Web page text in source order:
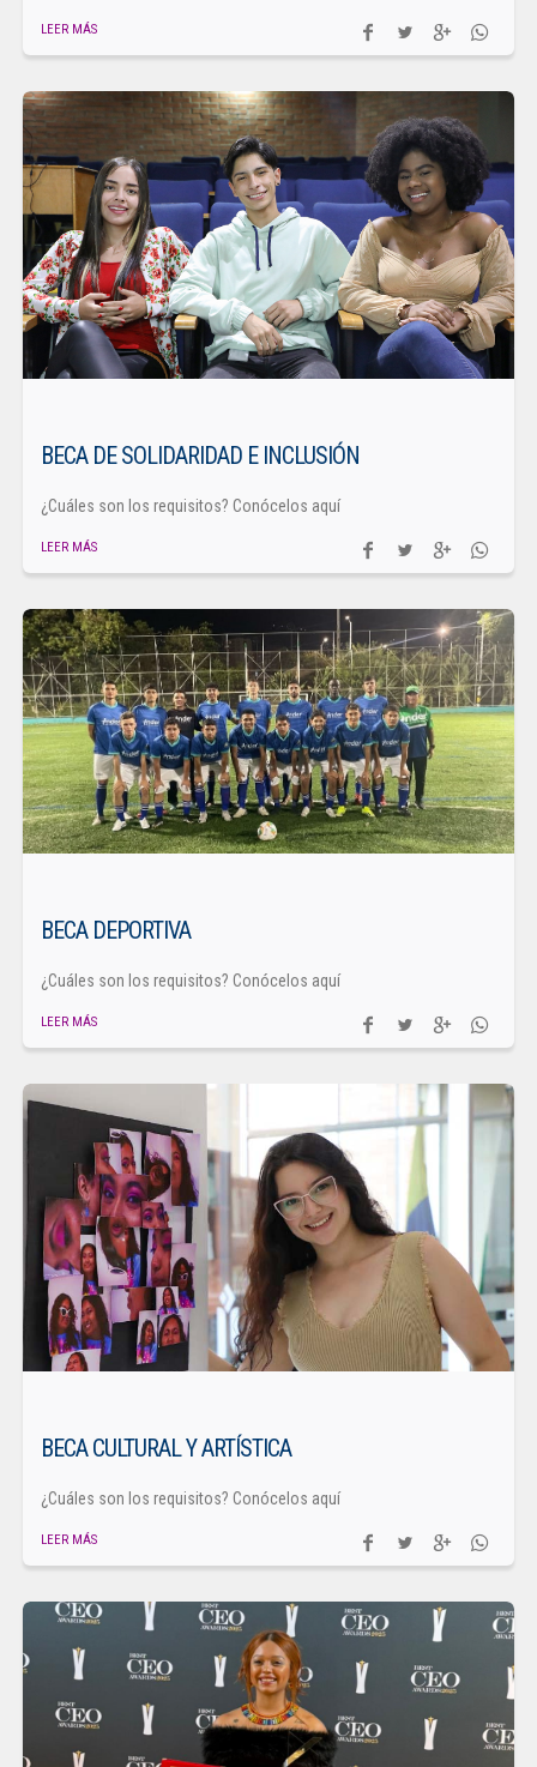
LEER MÁS
BECA DE SOLIDARIDAD E INCLUSIÓN
¿Cuáles son los requisitos? Conócelos aquí
LEER MÁS
BECA DEPORTIVA
¿Cuáles son los requisitos? Conócelos aquí
LEER MÁS
BECA CULTURAL Y ARTÍSTICA
¿Cuáles son los requisitos? Conócelos aquí
LEER MÁS